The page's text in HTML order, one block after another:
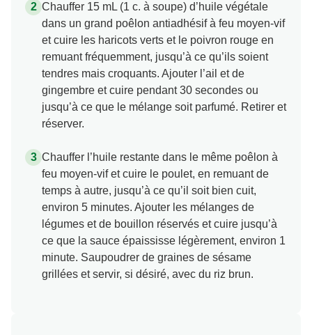
Chauffer 15 mL (1 c. à soupe) d’huile végétale
dans un grand poêlon antiadhésif à feu moyen-vif
et cuire les haricots verts et le poivron rouge en
remuant fréquemment, jusqu’à ce qu’ils soient
tendres mais croquants. Ajouter l’ail et de
gingembre et cuire pendant 30 secondes ou
jusqu’à ce que le mélange soit parfumé. Retirer et
réserver.
Chauffer l’huile restante dans le même poêlon à
feu moyen-vif et cuire le poulet, en remuant de
temps à autre, jusqu’à ce qu’il soit bien cuit,
environ 5 minutes. Ajouter les mélanges de
légumes et de bouillon réservés et cuire jusqu’à
ce que la sauce épaississe légèrement, environ 1
minute. Saupoudrer de graines de sésame
grillées et servir, si désiré, avec du riz brun.